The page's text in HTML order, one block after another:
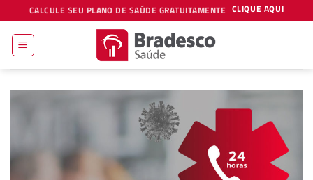
to
content
CALCULE SEU PLANO DE SAÚDE GRATUITAMENTE CLIQUE AQUI